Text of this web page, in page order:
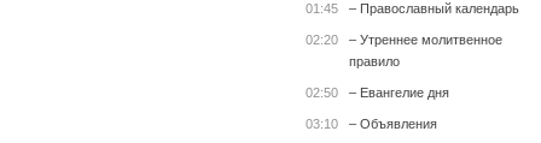
01:45 – Православный календарь
02:20
– Утреннее молитвенное
правило
02:50 – Евангелие дня
03:10 – Объявления